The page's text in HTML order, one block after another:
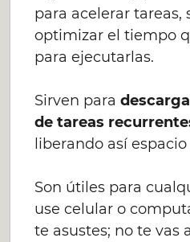
para acelerar tareas,
optimizar el tiempo
para ejecutarlas.
Sirven para
de tareas
liberando así
Son útiles para
use celular o
te asustes; no te vas